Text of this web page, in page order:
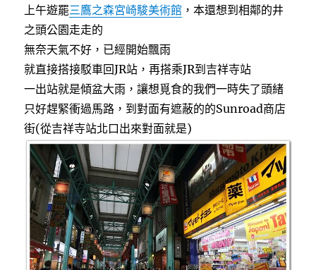
便
迪
士
尼
路
線
優
惠
中〉
中
上午遊罷三鷹之森宮崎駿美術館 ，本還想到相鄰的井
之頭公園走走的
無奈天氣不好，已經開始飄雨
就直接搭接駁車回JR站，再搭乘JR到吉祥寺站
一出站就是傾盆大雨，讓想覓食的我們一時失了頭緒
只好趕緊衝過馬路，到對面有遮蔽的的Sunroad商店
街(從吉祥寺站北口出來對面就是)